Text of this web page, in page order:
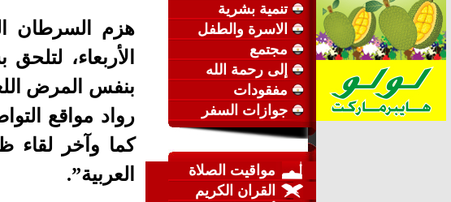
تنمية بشرية
الاسرة والطفل
مجتمع
إلى رحمة الله
مفقودات
جوازات السفر
مواقيت الصلاة
القران الكريم
هزم السرطان
الأربعاء،
بنفس المرض
رواد مواقع
كما وآخر لقاء
العربية”.